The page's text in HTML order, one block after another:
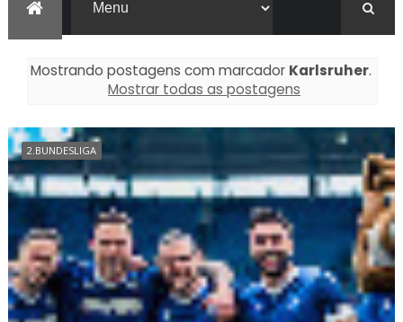
Mostrando postagens com marcador Karlsruher.
Mostrar todas as postagens
2.BUNDESLIGA